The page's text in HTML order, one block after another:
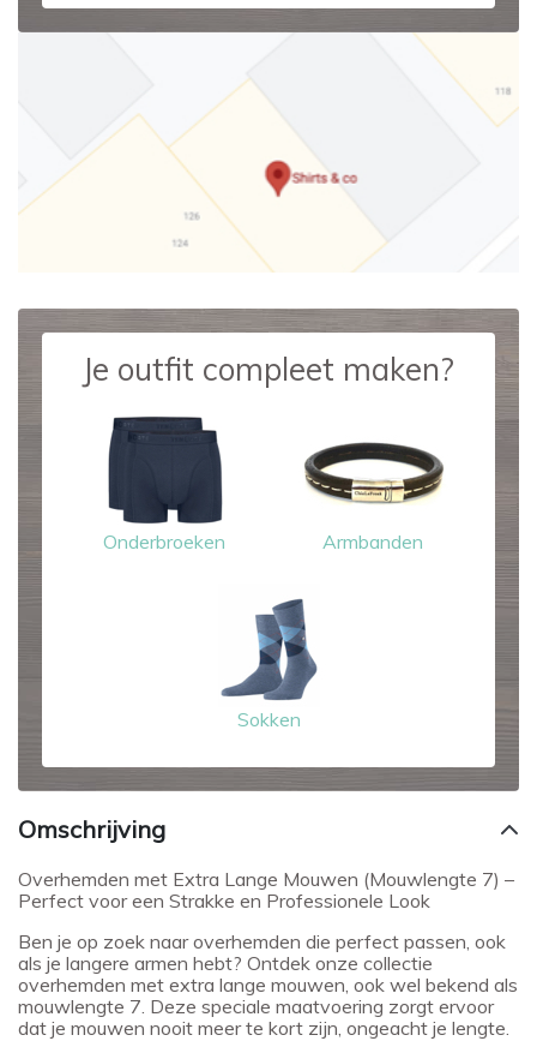
Je outfit compleet maken?
Onderbroeken Armbanden
Sokken
Omschrijving
Overhemden met Extra Lange Mouwen (Mouwlengte 7) –
Perfect voor een Strakke en Professionele Look
Ben je op zoek naar overhemden die perfect passen, ook
als je langere armen hebt? Ontdek onze collectie
overhemden met extra lange mouwen, ook wel bekend als
mouwlengte 7. Deze speciale maatvoering zorgt ervoor
dat je mouwen nooit meer te kort zijn, ongeacht je lengte.